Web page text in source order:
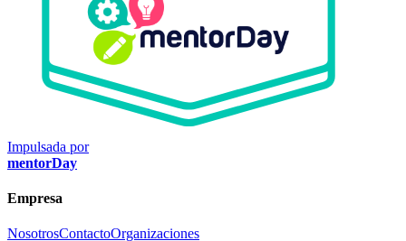
Impulsada por
mentorDay
Empresa
NosotrosContactoOrganizaciones